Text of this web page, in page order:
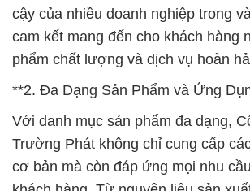
cậy của nhiều doanh nghiệp trong
cam kết mang đến cho khách hàng
phẩm chất lượng và dịch vụ hoàn
**2. Đa Dạng Sản Phẩm và Ứng
Với danh mục sản phẩm đa dạng,
Trường Phát không chỉ cung cấp
cơ bản mà còn đáp ứng mọi nhu